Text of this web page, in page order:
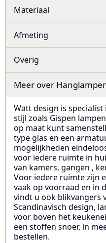
Materiaal
Afmeting
Overig
Meer over
Watt design is
stijl zoals Gispen
op maat kunt
type glas en een
mogelijkheden
voor iedere ruimte in
van kamers, gangen ,
Voor iedere ruimte zijn
vaak op voorraad en in
vindt u ook blikvangers
Scandinavisch design,
voor boven het
een stoffen snoer, in
bestellen.